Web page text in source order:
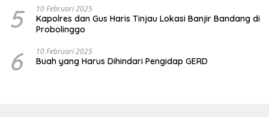
5 10 Februari 2025
Kapolres dan Gus Haris Tinjau Lokasi Banjir Bandang di
Probolinggo
6 10 Februari 2025
Buah yang Harus Dihindari Pengidap GERD